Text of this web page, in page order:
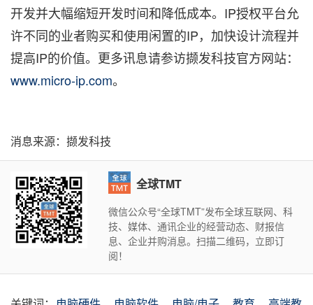
开发并大幅缩短开发时间和降低成本。IP授权平台允
许不同的业者购买和使用闲置的IP，加快设计流程并
提高IP的价值。更多讯息请参访撷发科技官方网站：
www.micro-ip.com。
消息来源：撷发科技
全球TMT
微信公众号“全球TMT”发布全球互联网、科
技、媒体、通讯企业的经营动态、财报信
息、企业并购消息。扫描二维码，立即订
阅！